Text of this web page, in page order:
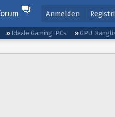
Anmelden
Ideale Gaming-PCs GPU-